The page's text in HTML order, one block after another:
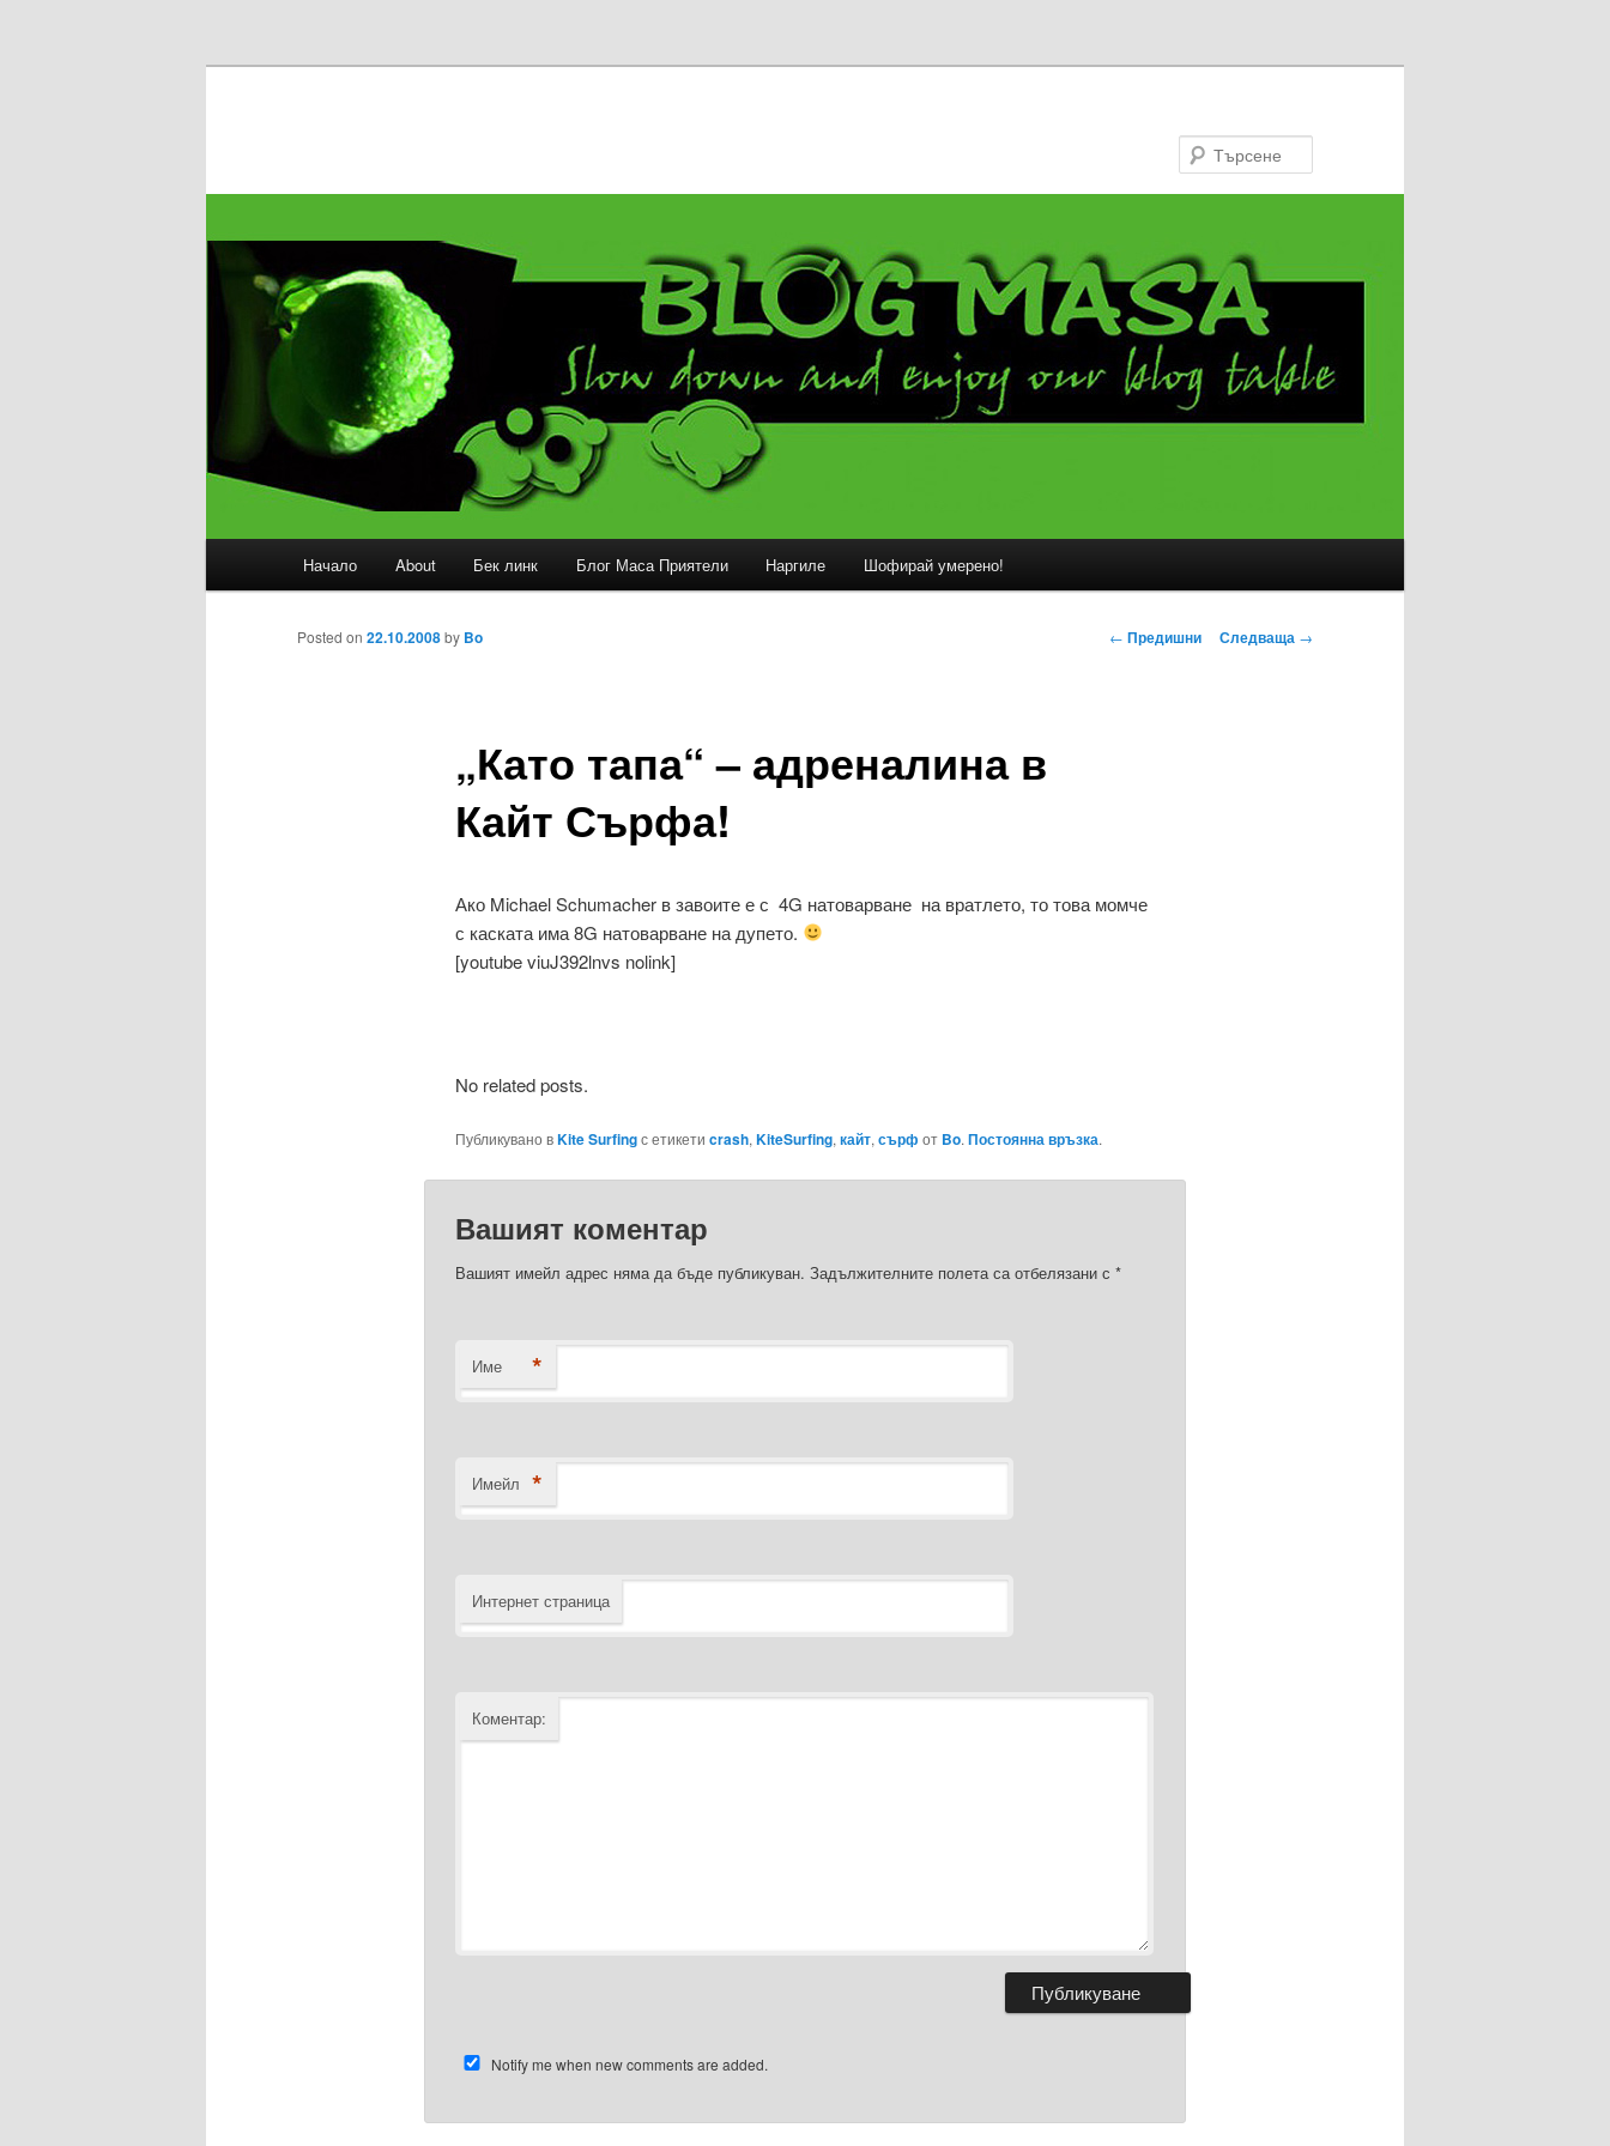
Към
основното
Начало About Бек линк Блог Маса Приятели Наргиле Шофирай умерено!
Навигация
← Предишни Следваща →
„Като тапа“ – адреналина в
Кайт Сърфа!
Posted on 22.10.2008by Bo
Ако Michael Schumacher в завоите е с 4G натоварване на вратлето, то това момче
с каската има 8G натоварване на дупето.
[youtube viuJ392lnvs nolink]
No related posts.
Публикувано вKite Surfingс етикети crash,KiteSurfing,кайт,сърф от Bo.Постоянна връзка.
Вашият коментар
Вашият имейл адрес няма да бъде публикуван. Задължителните полета са отбелязани с *
Име *
Имейл *
Интернет страница
Коментар:
Notify me when new comments are added.